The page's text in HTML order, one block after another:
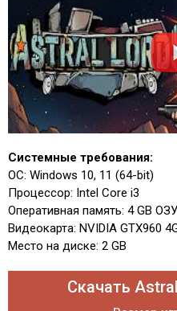
Системные требования:
ОС: Windows 10, 11 (64-bit)
Процессор: Intel Core i3
Оперативная память: 4 GB ОЗУ
Видеокарта: NVIDIA GTX960
Место на диске: 2 GB
Скачать